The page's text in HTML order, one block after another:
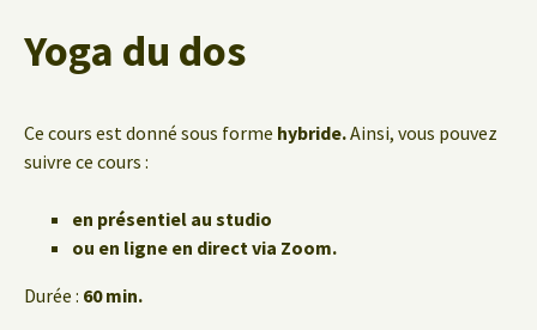
Yoga du dos
Ce cours est donné sous forme hybride.Ainsi, vous pouvez
suivre ce cours :
en présentiel au studio
ou en ligne en direct via Zoom.
Durée : 60 min.